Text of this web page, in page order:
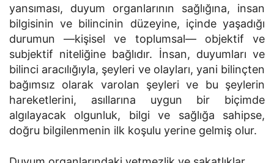
yansıması, duyum organlarının sağlığına, insan
bilgisinin ve bilincinin düzeyine, içinde yaşadığı
durumun —kişisel ve toplumsal— objektif ve
subjektif niteliğine bağlıdır. İnsan, duyumları ve
bilinci aracılı­ğıyla, şeyleri ve olayları, yani bilinçten
bağımsız olarak varolan şeyleri ve bu şeylerin
hareketlerini, asıllarına uygun bir biçimde
algılayacak olgun­luk, bilgi ve sağlığa sahipse,
doğru bilgilenmenin ilk koşulu yerine gelmiş olur.